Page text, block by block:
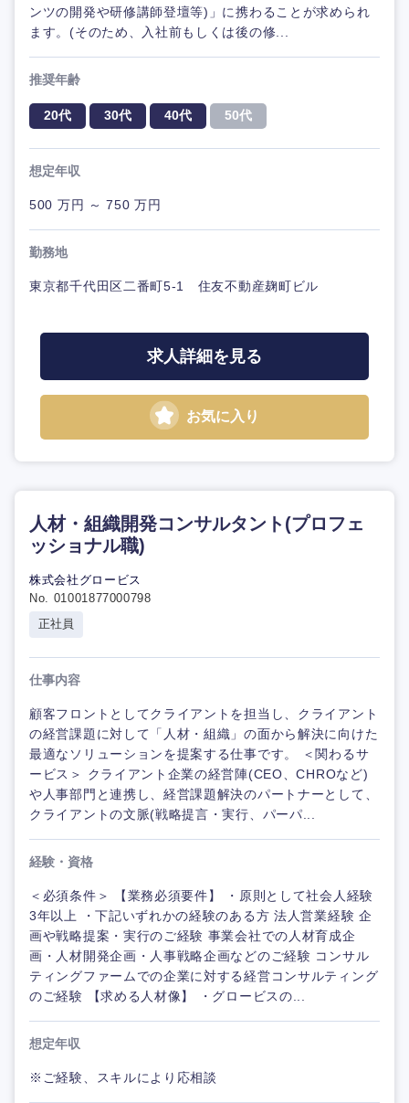
ンツの開発や研修講師登壇等)」に携わることが求められ
ます。(そのため、入社前もしくは後の修...
推奨年齢
20代 30代 40代 50代
想定年収
500 万円 ～ 750 万円
勤務地
東京都千代田区二番町5-1 住友不動産麹町ビル
求人詳細を見る
お気に入り
人材・組織開発コンサルタント(プロフェ
ッショナル職)
株式会社グロービス
No. 01001877000798
正社員
仕事内容
顧客フロントとしてクライアントを担当し、クライアント
の経営課題に対して「人材・組織」の面から解決に向けた
最適なソリューションを提案する仕事です。 ＜関わるサ
ービス＞ クライアント企業の経営陣(CEO、CHROなど)
や人事部門と連携し、経営課題解決のパートナーとして、
クライアントの文脈(戦略提言・実行、パーパ...
経験・資格
＜必須条件＞ 【業務必須要件】 ・原則として社会人経験
3年以上 ・下記いずれかの経験のある方 法人営業経験 企
画や戦略提案・実行のご経験 事業会社での人材育成企
画・人材開発企画・人事戦略企画などのご経験 コンサル
ティングファームでの企業に対する経営コンサルティング
のご経験 【求める人材像】 ・グロービスの...
想定年収
※ご経験、スキルにより応相談